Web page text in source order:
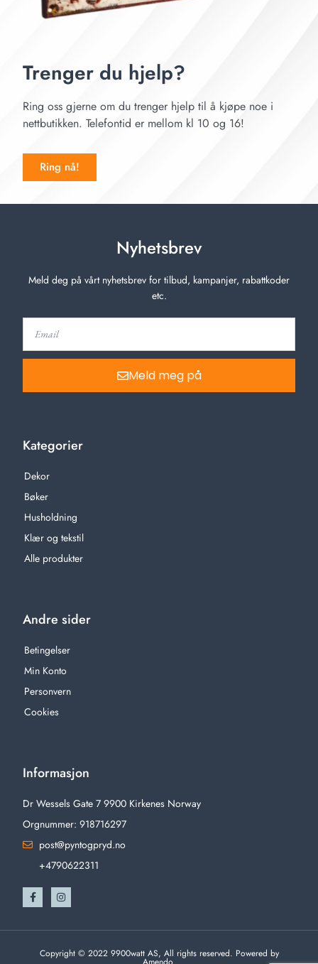
Trenger du hjelp?
Ring oss gjerne om du trenger hjelp til å kjøpe noe i
nettbutikken. Telefontid er mellom kl 10 og 16!
Ring nå!
Nyhetsbrev
Meld deg på vårt nyhetsbrev for tilbud, kampanjer, rabattkoder
etc.
Meld meg på
Kategorier
Dekor
Bøker
Husholdning
Klær og tekstil
Alle produkter
Andre sider
Betingelser
Min Konto
Personvern
Cookies
Informasjon
Dr Wessels Gate 7 9900 Kirkenes Norway
Orgnummer: 918716297
post@pyntogpryd.no
+4790622311
Copyright © 2022 9900watt AS, All rights reserved. Powered by